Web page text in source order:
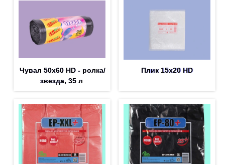
Чувал 50х60 HD - ролка/
звезда, 35 л
Плик 15х20 HD